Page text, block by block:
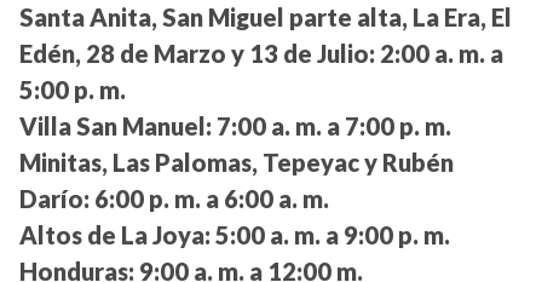
Santa Anita, San Miguel parte alta, La Era, El
Edén, 28 de Marzo y 13 de Julio: 2:00 a. m. a
5:00 p. m.
Villa San Manuel: 7:00 a. m. a 7:00 p. m.
Minitas, Las Palomas, Tepeyac y Rubén
Darío: 6:00 p. m. a 6:00 a. m.
Altos de La Joya: 5:00 a. m. a 9:00 p. m.
Honduras: 9:00 a. m. a 12:00 m.